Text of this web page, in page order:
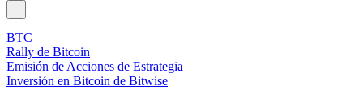
BTC
Rally de Bitcoin
Emisión de Acciones de Estrategia
Inversión en Bitcoin de Bitwise